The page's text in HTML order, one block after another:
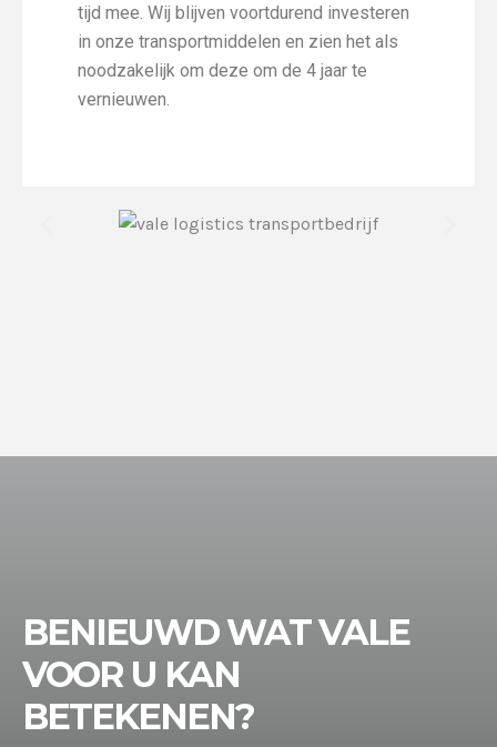
tijd mee. Wij blijven voortdurend investeren
in onze transportmiddelen en zien het als
noodzakelijk om deze om de 4 jaar te
vernieuwen.
BENIEUWD WAT VALE
VOOR U KAN
BETEKENEN?